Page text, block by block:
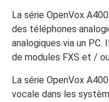
La série OpenVox
des téléphones
analogiques via un PC.
de modules FXS et /
La série OpenVox
vocale dans les